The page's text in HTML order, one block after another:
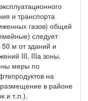
и транспорта
газов) общей
следует
м от зданий и
III, IIIа зоны.
меры по
на
в районе
и т.п.).